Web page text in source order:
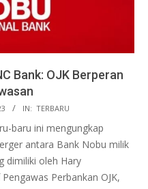
Bank: OJK Berperan
IN: TERBARU
baru ini mengungkap
antara Bank Nobu milik
dimiliki oleh Hary
Perbankan OJK,